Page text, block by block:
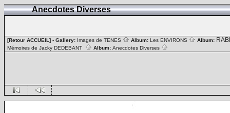
Anecdotes Diverses
[Retour ACCUEIL] - Gallery: Images de TENES Album: Les ENVIRONS Album:
Mémoires de Jacky DEDEBANT Album: Anecdotes Diverses